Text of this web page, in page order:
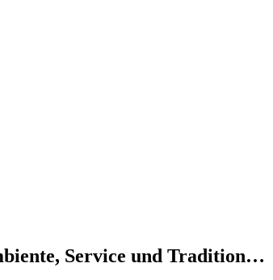
Service und Tradition…